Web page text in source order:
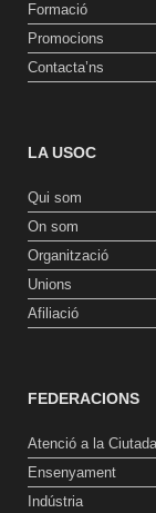
Formació
Promocions
Contacta’ns
LA USOC
Qui som
On som
Organització
Unions
Afiliació
FEDERACIONS
Atenció a la
Ensenyament
Indústria